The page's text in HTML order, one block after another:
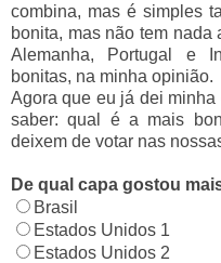
combina, mas é simples
bonita, mas não tem nada
Alemanha, Portugal e
bonitas, na minha opinião.
Agora que eu já dei
saber: qual é a mais
deixem de votar nas
De qual capa gostou
Brasil
Estados Unidos 1
Estados Unidos 2